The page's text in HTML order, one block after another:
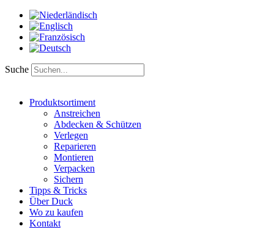
Zum
Inhalt
springen
Suche
Produktsortiment
Anstreichen
Abdecken & Schützen
Verlegen
Reparieren
Montieren
Verpacken
Sichern
Tipps & Tricks
Über Duck
Wo zu kaufen
Kontakt